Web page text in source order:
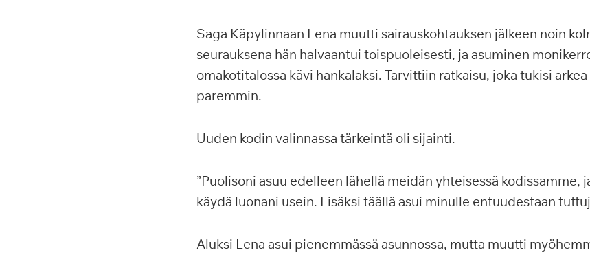
Saga Käpylinnaan Lena muutti sairauskohtauksen jälkeen noin
seurauksena hän halvaantui toispuoleisesti, ja asuminen
omakotitalossa kävi hankalaksi. Tarvittiin ratkaisu, joka tukisi
paremmin.
Uuden kodin valinnassa tärkeintä oli sijainti.
”Puolisoni asuu edelleen lähellä meidän yhteisessä kodissamme,
käydä luonani usein. Lisäksi täällä asui minulle entuudestaan
Aluksi Lena asui pienemmässä asunnossa, mutta muutti